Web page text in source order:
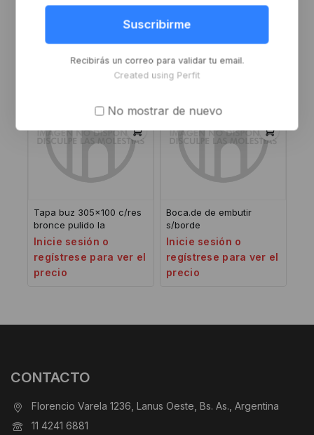
redondo al ace 1t
baño o r/cuadrado b
Inicie sesión o
Tapa buz 305×100 c/res
bronce pulido la
Inicie sesión o
regístrese para ver el
precio
Boca.de de embutir
s/borde
Inicie sesión o
regístrese para ver el
precio
CONTACTO
Florencio Varela 1236, Lanus Oeste, Bs. As., Argentina
11 4241 6881
Suscribirme
Recibirás un correo para validar tu email.
Created using Perfit
No mostrar de nuevo